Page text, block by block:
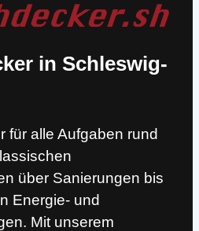
in Schleswig-
für alle Aufgaben rund
über Sanierungen bis
Energie- und
Mit unserem